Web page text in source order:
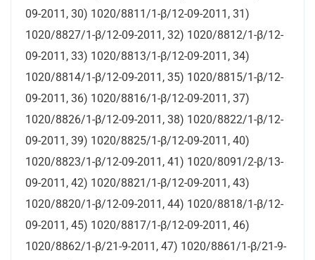
09-2011, 30) 1020/8811/1-β/12-09-2011, 31)
1020/8827/1-β/12-09-2011, 32) 1020/8812/1-β/12-
09-2011, 33) 1020/8813/1-β/12-09-2011, 34)
1020/8814/1-β/12-09-2011, 35) 1020/8815/1-β/12-
09-2011, 36) 1020/8816/1-β/12-09-2011, 37)
1020/8826/1-β/12-09-2011, 38) 1020/8822/1-β/12-
09-2011, 39) 1020/8825/1-β/12-09-2011, 40)
1020/8823/1-β/12-09-2011, 41) 1020/8091/2-β/13-
09-2011, 42) 1020/8821/1-β/12-09-2011, 43)
1020/8820/1-β/12-09-2011, 44) 1020/8818/1-β/12-
09-2011, 45) 1020/8817/1-β/12-09-2011, 46)
1020/8862/1-β/21-9-2011, 47) 1020/8861/1-β/21-9-